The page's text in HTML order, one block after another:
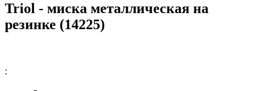
Triol - миска металлическая на
резинке (14225)
: